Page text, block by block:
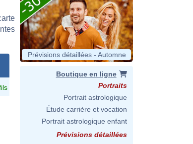
Prévisions détaillées - Automne
Boutique en ligne
Portraits
Portrait astrologique
Étude carrière et vocation
Portrait astrologique enfant
Prévisions détaillées